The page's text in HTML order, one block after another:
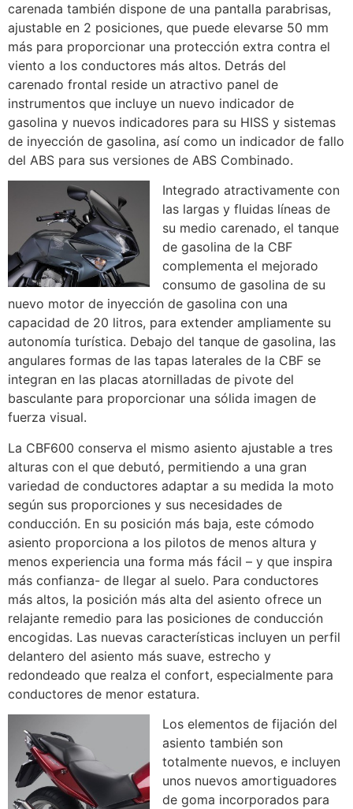
carenada también dispone de una pantalla parabrisas,
ajustable en 2 posiciones, que puede elevarse 50 mm
más para proporcionar una protección extra contra el
viento a los conductores más altos. Detrás del
carenado frontal reside un atractivo panel de
instrumentos que incluye un nuevo indicador de
gasolina y nuevos indicadores para su HISS y sistemas
de inyección de gasolina, así como un indicador de fallo
del ABS para sus versiones de ABS Combinado.
Integrado atractivamente con
las largas y fluidas líneas de
su medio carenado, el tanque
de gasolina de la CBF
complementa el mejorado
consumo de gasolina de su
nuevo motor de inyección de gasolina con una
capacidad de 20 litros, para extender ampliamente su
autonomía turística. Debajo del tanque de gasolina, las
angulares formas de las tapas laterales de la CBF se
integran en las placas atornilladas de pivote del
basculante para proporcionar una sólida imagen de
fuerza visual.
La CBF600 conserva el mismo asiento ajustable a tres
alturas con el que debutó, permitiendo a una gran
variedad de conductores adaptar a su medida la moto
según sus proporciones y sus necesidades de
conducción. En su posición más baja, este cómodo
asiento proporciona a los pilotos de menos altura y
menos experiencia una forma más fácil – y que inspira
más confianza- de llegar al suelo. Para conductores
más altos, la posición más alta del asiento ofrece un
relajante remedio para las posiciones de conducción
encogidas. Las nuevas características incluyen un perfil
delantero del asiento más suave, estrecho y
redondeado que realza el confort, especialmente para
conductores de menor estatura.
Los elementos de fijación del
asiento también son
totalmente nuevos, e incluyen
unos nuevos amortiguadores
de goma incorporados para